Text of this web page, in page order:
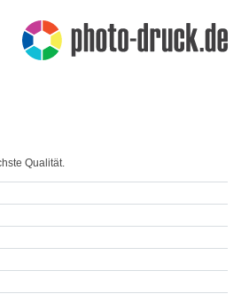
Qualität.